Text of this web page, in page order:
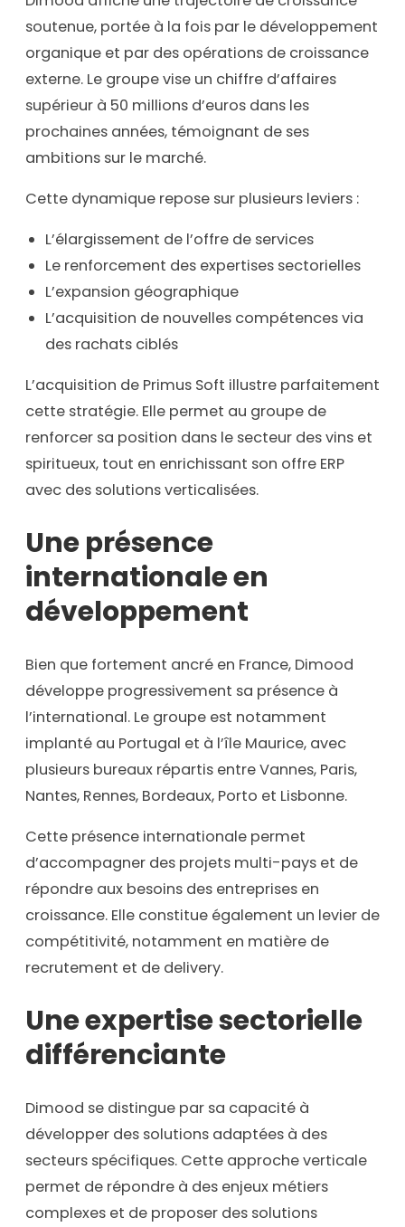
soutenue, portée à la fois par le développement
organique et par des opérations de croissance
externe. Le groupe vise un chiffre d’affaires
supérieur à 50 millions d’euros dans les
prochaines années, témoignant de ses
ambitions sur le marché.
Cette dynamique repose sur plusieurs leviers :
L’élargissement de l’offre de services
Le renforcement des expertises sectorielles
L’expansion géographique
L’acquisition de nouvelles compétences via
des rachats ciblés
L’acquisition de Primus Soft illustre parfaitement
cette stratégie. Elle permet au groupe de
renforcer sa position dans le secteur des vins et
spiritueux, tout en enrichissant son offre ERP
avec des solutions verticalisées.
Une présence
internationale en
développement
Bien que fortement ancré en France, Dimood
développe progressivement sa présence à
l’international. Le groupe est notamment
implanté au Portugal et à l’île Maurice, avec
plusieurs bureaux répartis entre Vannes, Paris,
Nantes, Rennes, Bordeaux, Porto et Lisbonne.
Cette présence internationale permet
d’accompagner des projets multi-pays et de
répondre aux besoins des entreprises en
croissance. Elle constitue également un levier de
compétitivité, notamment en matière de
recrutement et de delivery.
Une expertise sectorielle
différenciante
Dimood se distingue par sa capacité à
développer des solutions adaptées à des
secteurs spécifiques. Cette approche verticale
permet de répondre à des enjeux métiers
complexes et de proposer des solutions